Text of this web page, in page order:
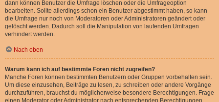
dann können Benutzer die Umfrage löschen oder die Umfrageoption
bearbeiten. Sollte allerdings schon ein Benutzer abgestimmt haben, so kann
die Umfrage nur noch von Moderatoren oder Administratoren geändert oder
gelöscht werden. Dadurch soll die Manipulation von laufenden Umfragen
verhindert werden.
Nach oben
Warum kann ich auf bestimmte Foren nicht zugreifen?
Manche Foren können bestimmten Benutzern oder Gruppen vorbehalten sein.
Um diese einzusehen, Beiträge zu lesen, zu schreiben oder andere Vorgänge
durchzuführen, brauchst du möglicherweise besondere Berechtigungen. Frage
einen Moderator oder Administrator nach entsprechenden Berechtigungen.